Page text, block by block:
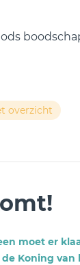
overzicht
moet er
Koning van